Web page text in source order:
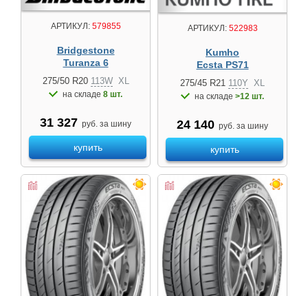
АРТИКУЛ:579855
Bridgestone
Turanza 6
275/50 R20 113W XL
на складе 8 шт.
31 327 руб. за шину
купить
АРТИКУЛ:522983
Kumho
Ecsta PS71
275/45 R21 110Y XL
на складе >12 шт.
24 140 руб. за шину
купить